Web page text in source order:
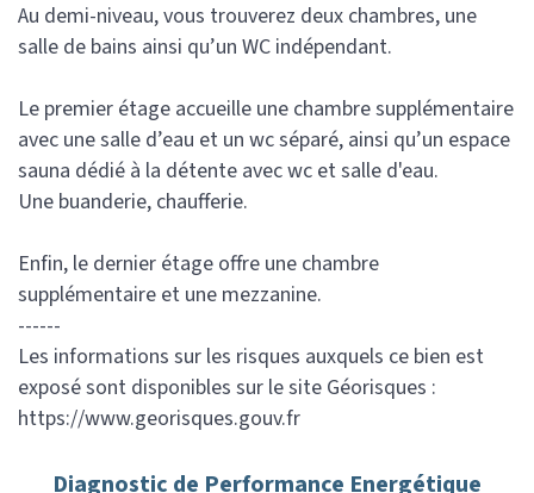
Au demi-niveau, vous trouverez deux chambres, une
salle de bains ainsi qu’un WC indépendant.
Le premier étage accueille une chambre supplémentaire
avec une salle d’eau et un wc séparé, ainsi qu’un espace
sauna dédié à la détente avec wc et salle d'eau.
Une buanderie, chaufferie.
Enfin, le dernier étage offre une chambre
supplémentaire et une mezzanine.
------
Les informations sur les risques auxquels ce bien est
exposé sont disponibles sur le site Géorisques :
https://www.georisques.gouv.fr
Diagnostic de Performance Energétique